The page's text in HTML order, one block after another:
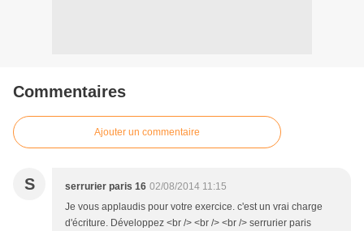
Commentaires
Ajouter un commentaire
S serrurier paris 16 02/08/2014 11:15
Je vous applaudis pour votre exercice. c'est un vrai charge
d'écriture. Développez <br /> <br /> <br /> serrurier paris